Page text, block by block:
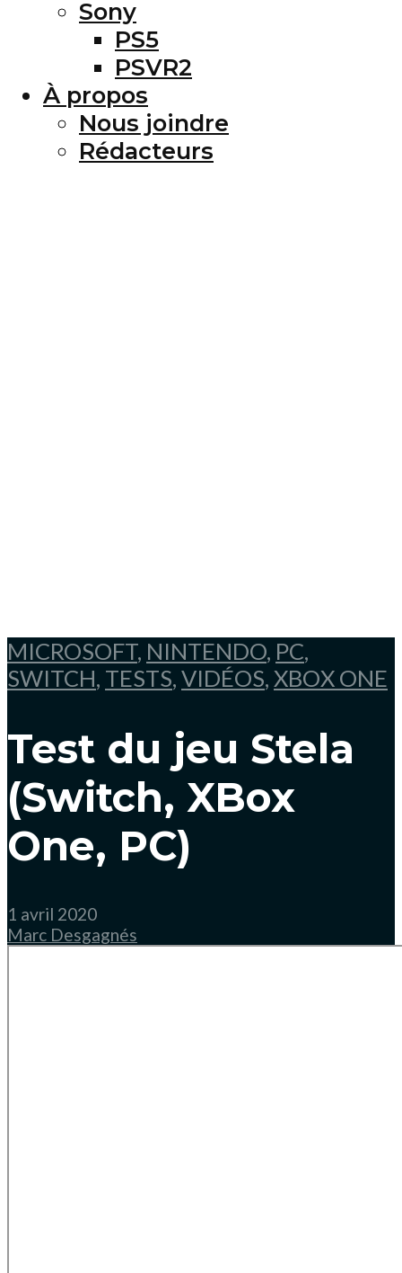
Sony
PS5
PSVR2
À propos
Nous joindre
Rédacteurs
MICROSOFT, NINTENDO, PC,
SWITCH, TESTS, VIDÉOS, XBOX ONE
Test du jeu Stela
(Switch, XBox
One, PC)
1 avril 2020
Marc Desgagnés